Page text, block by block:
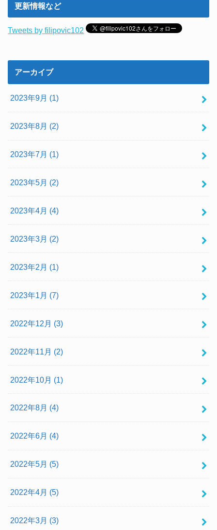
更新情報など
Tweets by filipovic102
アーカイブ
2023年9月 (1)
2023年8月 (2)
2023年7月 (1)
2023年5月 (2)
2023年4月 (4)
2023年3月 (2)
2023年2月 (1)
2023年1月 (7)
2022年12月 (3)
2022年11月 (2)
2022年10月 (1)
2022年8月 (4)
2022年6月 (4)
2022年5月 (5)
2022年4月 (5)
2022年3月 (3)